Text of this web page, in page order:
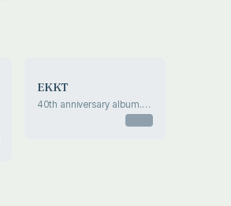
EKKT
40th anniversary album.
Society of Estonian Artists